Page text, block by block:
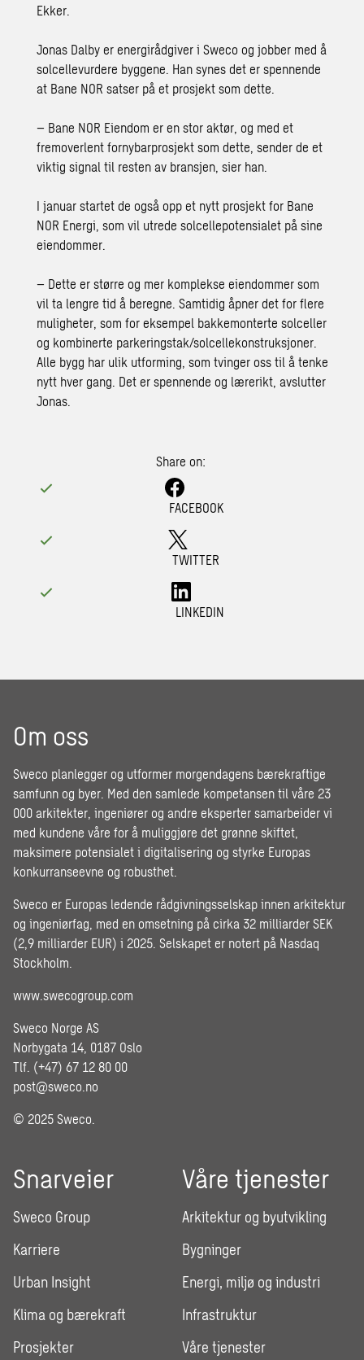
Ekker.
Jonas Dalby er energirådgiver i Sweco og jobber med å
solcellevurdere byggene. Han synes det er spennende
at Bane NOR satser på et prosjekt som dette.
– Bane NOR Eiendom er en stor aktør, og med et
fremoverlent fornybarprosjekt som dette, sender de et
viktig signal til resten av bransjen, sier han.
I januar startet de også opp et nytt prosjekt for Bane
NOR Energi, som vil utrede solcellepotensialet på sine
eiendommer.
– Dette er større og mer komplekse eiendommer som
vil ta lengre tid å beregne. Samtidig åpner det for flere
muligheter, som for eksempel bakkemonterte solceller
og kombinerte parkeringstak/solcellekonstruksjoner.
Alle bygg har ulik utforming, som tvinger oss til å tenke
nytt hver gang. Det er spennende og lærerikt, avslutter
Jonas.
Share on:
FACEBOOK
TWITTER
LINKEDIN
Om oss
Sweco planlegger og utformer morgendagens bærekraftige
samfunn og byer. Med den samlede kompetansen til våre 23
000 arkitekter, ingeniører og andre eksperter samarbeider vi
med kundene våre for å muliggjøre det grønne skiftet,
maksimere potensialet i digitalisering og styrke Europas
konkurranseevne og robusthet.
Sweco er Europas ledende rådgivningsselskap innen arkitektur
og ingeniørfag, med en omsetning på cirka 32 milliarder SEK
(2,9 milliarder EUR) i 2025. Selskapet er notert på Nasdaq
Stockholm.
www.swecogroup.com
Sweco Norge AS
Norbygata 14, 0187 Oslo
Tlf. (+47) 67 12 80 00
post@sweco.no
© 2025 Sweco.
Snarveier
Sweco Group
Karriere
Urban Insight
Klima og bærekraft
Prosjekter
Våre tjenester
Arkitektur og byutvikling
Bygninger
Energi, miljø og industri
Infrastruktur
Våre tjenester